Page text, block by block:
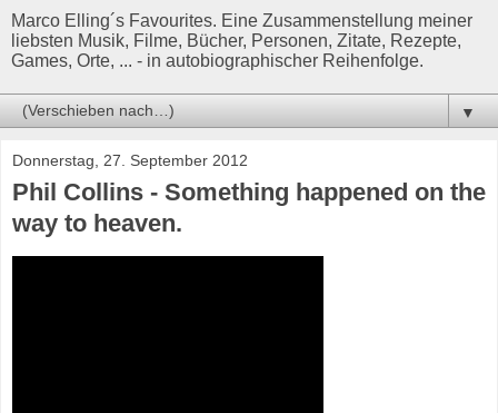
Marco Elling´s Favourites. Eine Zusammenstellung meiner
liebsten Musik, Filme, Bücher, Personen, Zitate, Rezepte,
Games, Orte, ... - in autobiographischer Reihenfolge.
▼
Donnerstag, 27. September 2012
Phil Collins - Something happened on the
way to heaven.